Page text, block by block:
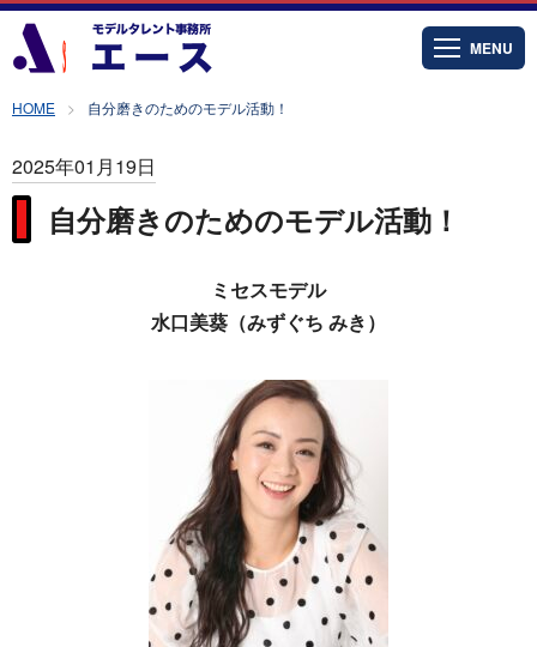
MENU
HOME 自分磨きのためのモデル活動！
2025年01月19日
自分磨きのためのモデル活動！
ミセスモデル
水口美葵（みずぐち みき）